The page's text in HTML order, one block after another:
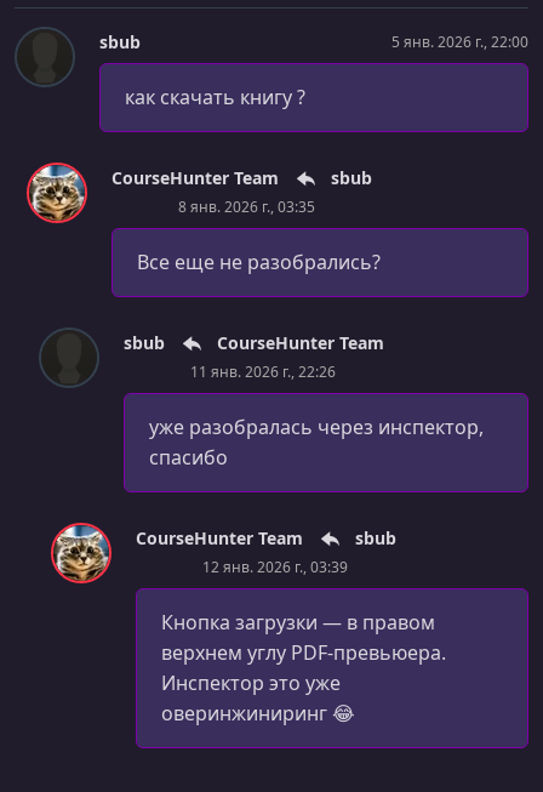
sbub 5 янв. 2026 г., 22:00
как скачать книгу ?
CourseHunter Team sbub
8 янв. 2026 г., 03:35
Все еще не разобрались?
sbub CourseHunter Team
11 янв. 2026 г., 22:26
уже разобралась через инспектор,
спасибо
CourseHunter Team sbub
12 янв. 2026 г., 03:39
Кнопка загрузки — в правом
верхнем углу PDF-превьюера.
Инспектор это уже
оверинжиниринг 😂